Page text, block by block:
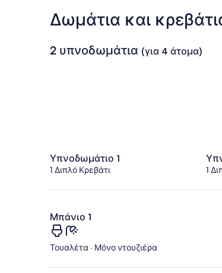
Δωμάτια και
2 υπνοδωμάτια (για 4 άτομα)
Υπνοδωμάτιο 1
1 Διπλό Κρεβάτι 1
Μπάνιο 1
Τουαλέτα · Μόνο ντουζιέρα